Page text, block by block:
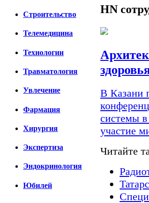
Строительство
Телемедицина
Технологии
Травматология
Увлечение
Фармация
Хирургия
Экспертиза
Эндокринология
Юбилей
HN
В Казани
системы в
участие
Читайте